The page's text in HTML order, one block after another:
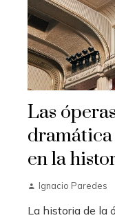
Las
en la
Ignacio Paredes
La historia de la